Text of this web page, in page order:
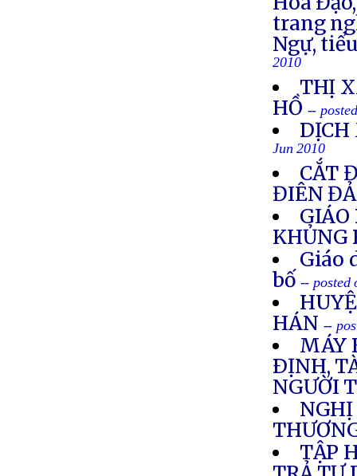
trang
Ngự,
2010
THỊ
HỒ --
Jun 2010
CẮT
ĐIÊN
GIÁO
KHỦNG
Giáo
bố -- posted
HÁN --
MÁY
ÐỊNH,
NGƯỜI
TẬP